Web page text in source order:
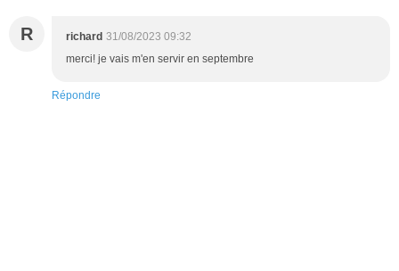
R richard 31/08/2023 09:32
merci! je vais m'en servir en septembre
Répondre